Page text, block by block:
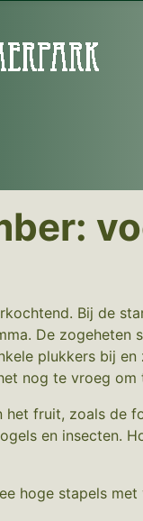
Bij de
De
plukkers bij
nog te vroeg om
fruit, zoals
en insecten.
hoge stapels